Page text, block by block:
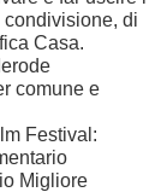
condivisione, di
Casa.
comune e
Festival:
Migliore